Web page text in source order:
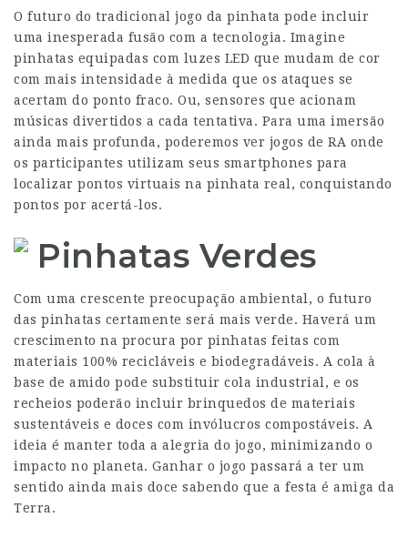
O futuro do tradicional jogo da pinhata pode incluir
uma inesperada fusão com a tecnologia. Imagine
pinhatas equipadas com luzes LED que mudam de cor
com mais intensidade à medida que os ataques se
acertam do ponto fraco. Ou, sensores que acionam
músicas divertidos a cada tentativa. Para uma imersão
ainda mais profunda, poderemos ver jogos de RA onde
os participantes utilizam seus smartphones para
localizar pontos virtuais na pinhata real, conquistando
pontos por acertá-los.
Pinhatas Verdes
Com uma crescente preocupação ambiental, o futuro
das pinhatas certamente será mais verde. Haverá um
crescimento na procura por pinhatas feitas com
materiais 100% recicláveis e biodegradáveis. A cola à
base de amido pode substituir cola industrial, e os
recheios poderão incluir brinquedos de materiais
sustentáveis e doces com invólucros compostáveis. A
ideia é manter toda a alegria do jogo, minimizando o
impacto no planeta. Ganhar o jogo passará a ter um
sentido ainda mais doce sabendo que a festa é amiga da
Terra.